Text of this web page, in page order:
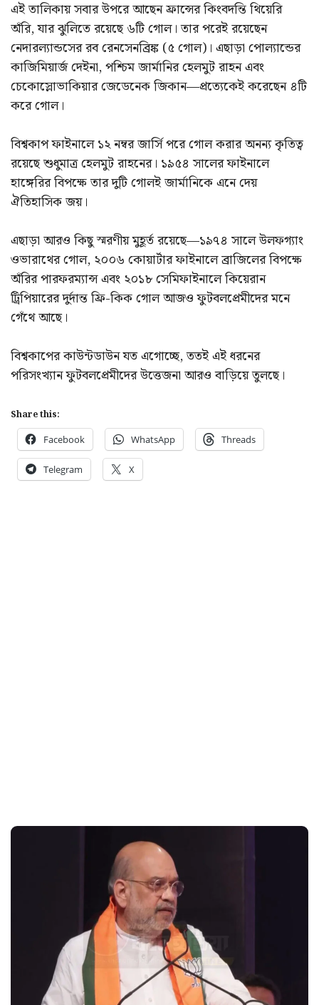
এই তালিকায় সবার উপরে আছেন ফ্রান্সের কিংবদন্তি থিয়েরি
অঁরি, যার ঝুলিতে রয়েছে ৬টি গোল। তার পরেই রয়েছেন
নেদারল্যান্ডসের রব রেনসেনব্রিঙ্ক (৫ গোল)। এছাড়া পোল্যান্ডের
কাজিমিয়ার্জ দেইনা, পশ্চিম জার্মানির হেলমুট রাহন এবং
চেকোস্লোভাকিয়ার জেডেনেক জিকান—প্রত্যেকেই করেছেন ৪টি
করে গোল।
বিশ্বকাপ ফাইনালে ১২ নম্বর জার্সি পরে গোল করার অনন্য কৃতিত্ব
রয়েছে শুধুমাত্র হেলমুট রাহনের। ১৯৫৪ সালের ফাইনালে
হাঙ্গেরির বিপক্ষে তার দুটি গোলই জার্মানিকে এনে দেয়
ঐতিহাসিক জয়।
এছাড়া আরও কিছু স্মরণীয় মুহূর্ত রয়েছে—১৯৭৪ সালে উলফগ্যাং
ওভারাথের গোল, ২০০৬ কোয়ার্টার ফাইনালে ব্রাজিলের বিপক্ষে
অঁরির পারফরম্যান্স এবং ২০১৮ সেমিফাইনালে কিয়েরান
ট্রিপিয়ারের দুর্দান্ত ফ্রি-কিক গোল আজও ফুটবলপ্রেমীদের মনে
গেঁথে আছে।
বিশ্বকাপের কাউন্টডাউন যত এগোচ্ছে, ততই এই ধরনের
পরিসংখ্যান ফুটবলপ্রেমীদের উত্তেজনা আরও বাড়িয়ে তুলছে।
Share this:
Facebook WhatsApp Threads
Telegram X